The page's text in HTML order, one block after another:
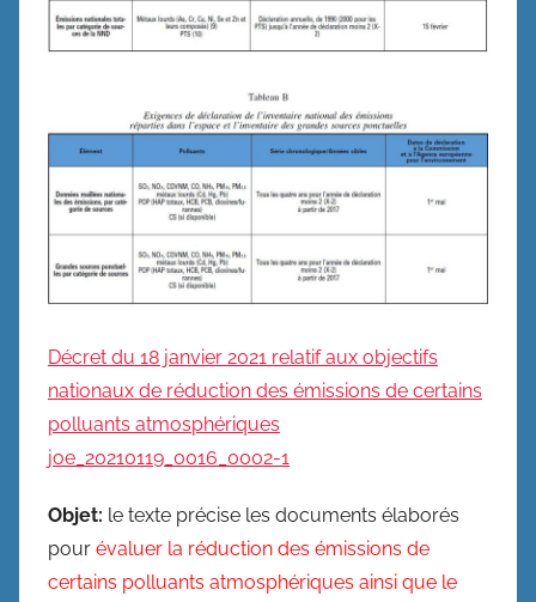
Décret du 18 janvier 2021 relatif aux objectifs
nationaux de réduction des émissions de certains
polluants atmosphériques
joe_20210119_0016_0002-1
Objet: le texte précise les documents élaborés
pour évaluer la réduction des émissions de
certains polluants atmosphériques ainsi que le